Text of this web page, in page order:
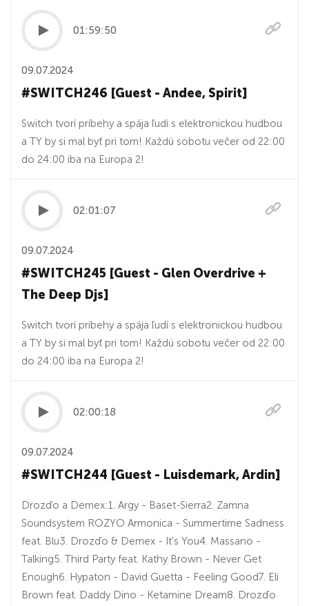
01:59:50
09.07.2024
#SWITCH246 [Guest - Andee, Spirit]
Switch tvorí príbehy a spája ľudí s elektronickou hudbou
a TY by si mal byť pri tom! Každú sobotu večer od 22:00
do 24:00 iba na Europa 2!
02:01:07
09.07.2024
#SWITCH245 [Guest - Glen Overdrive +
The Deep Djs]
Switch tvorí príbehy a spája ľudí s elektronickou hudbou
a TY by si mal byť pri tom! Každú sobotu večer od 22:00
do 24:00 iba na Europa 2!
02:00:18
09.07.2024
#SWITCH244 [Guest - Luisdemark, Ardin]
Drozďo a Demex:1. Argy - Baset-Sierra2. Zamna
Soundsystem ROZYO Armonica - Summertime Sadness
feat. Blu3. Drozďo & Demex - It's You4. Massano -
Talking5. Third Party feat. Kathy Brown - Never Get
Enough6. Hypaton - David Guetta - Feeling Good7. Eli
Brown feat. Daddy Dino - Ketamine Dream8. Drozďo